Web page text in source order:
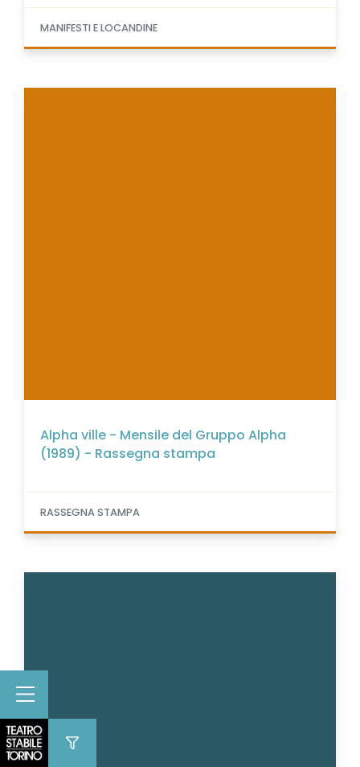
MANIFESTI E LOCANDINE
Alpha ville - Mensile del Gruppo Alpha
(1989) - Rassegna stampa
RASSEGNA STAMPA